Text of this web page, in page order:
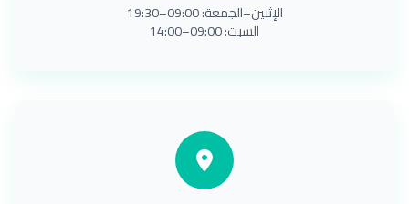
الإثنين–الجمعة: 09:00–19:30
السبت: 09:00–14:00